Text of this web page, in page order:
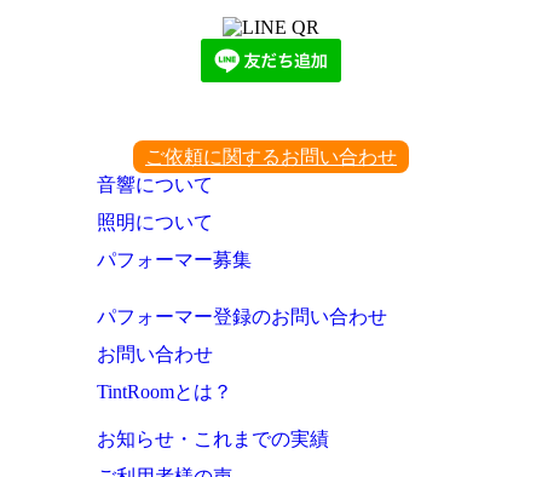
ご依頼に関するお問い合わせ
音響について
照明について
パフォーマー募集
パフォーマー登録のお問い合わせ
お問い合わせ
TintRoomとは？
お知らせ・これまでの実績